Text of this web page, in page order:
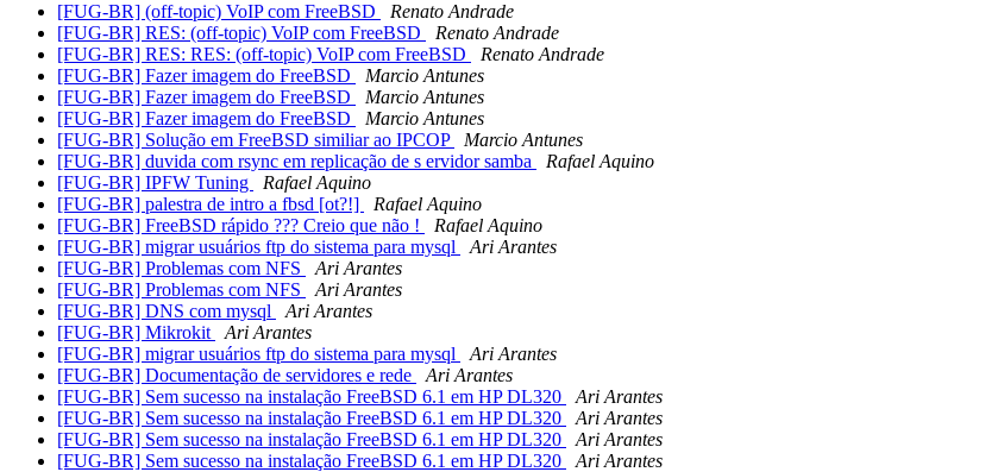
[FUG-BR] (off-topic) VoIP com FreeBSD
Renato Andrade
[FUG-BR] RES: (off-topic) VoIP com FreeBSD
Renato Andrade
[FUG-BR] RES: RES: (off-topic) VoIP com FreeBSD
Renato Andrade
[FUG-BR] Fazer imagem do FreeBSD
Marcio Antunes
[FUG-BR] Fazer imagem do FreeBSD
Marcio Antunes
[FUG-BR] Fazer imagem do FreeBSD
Marcio Antunes
[FUG-BR] Solução em FreeBSD similiar ao IPCOP
Marcio Antunes
[FUG-BR] duvida com rsync em replicação de s ervidor samba
Rafael Aquino
[FUG-BR] IPFW Tuning
Rafael Aquino
[FUG-BR] palestra de intro a fbsd [ot?!]
Rafael Aquino
[FUG-BR] FreeBSD rápido ??? Creio que não !
Rafael Aquino
[FUG-BR] migrar usuários ftp do sistema para mysql
Ari Arantes
[FUG-BR] Problemas com NFS
Ari Arantes
[FUG-BR] Problemas com NFS
Ari Arantes
[FUG-BR] DNS com mysql
Ari Arantes
[FUG-BR] Mikrokit
Ari Arantes
[FUG-BR] migrar usuários ftp do sistema para mysql
Ari Arantes
[FUG-BR] Documentação de servidores e rede
Ari Arantes
[FUG-BR] Sem sucesso na instalação FreeBSD 6.1 em HP DL320
Ari Arantes
[FUG-BR] Sem sucesso na instalação FreeBSD 6.1 em HP DL320
Ari Arantes
[FUG-BR] Sem sucesso na instalação FreeBSD 6.1 em HP DL320
Ari Arantes
[FUG-BR] Sem sucesso na instalação FreeBSD 6.1 em HP DL320
Ari Arantes